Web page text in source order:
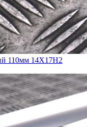
110мм 14Х17Н2